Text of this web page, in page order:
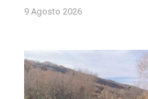
9 Agosto 2026